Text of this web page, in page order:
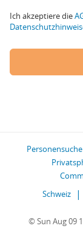
Ich akzeptiere die
Personensuche
Schweiz
© Sun Aug 09